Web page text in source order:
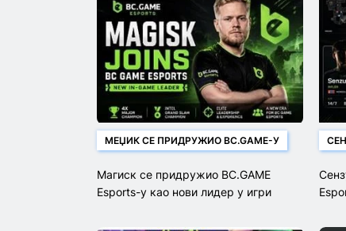
МЕЏИК СЕ ПРИДРУЖИО BC.GAME-У
Магиск се придружио BC.GAME
Esports-у као нови лидер у игри